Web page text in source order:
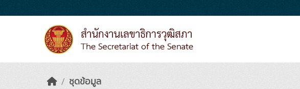
ชุดข้อมูล